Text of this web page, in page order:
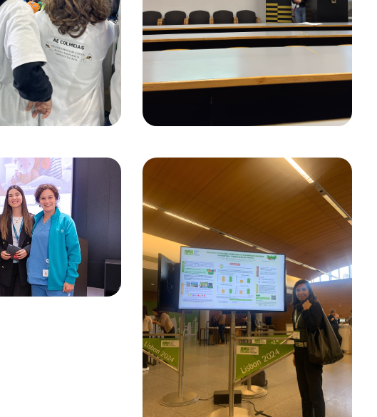
No
Clubes
Na Escola
20 de Fevereiro, 2025
Veggies4myHeart No
RUN-EU Student
Research Colloquium
2025
2025
Na 3ª
De
Da
22 de Novembro, 2024
Veggies4myHeart Na
European Public Health
Conference (EPHC)